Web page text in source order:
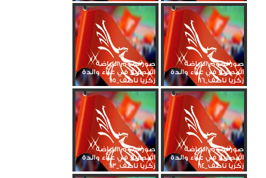
صور نجوم الرياضة
المصرية في عزاء والدة
زكريا ناصف_66
صور نجوم الرياضة
المصرية في عزاء والدة
زكريا ناصف_65
صور نجوم الرياضة
المصرية في عزاء والدة
زكريا ناصف_64
صور نجوم الرياضة
المصرية في عزاء والدة
زكريا ناصف_63